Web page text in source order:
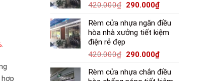
420.000₫ 290.000₫
Rèm cửa nhựa ngăn điều
hòa nhà xưởng tiết kiệm
điện rẻ đẹp
420.000₫ 290.000₫
Rèm cửa nhựa chắn điều
.